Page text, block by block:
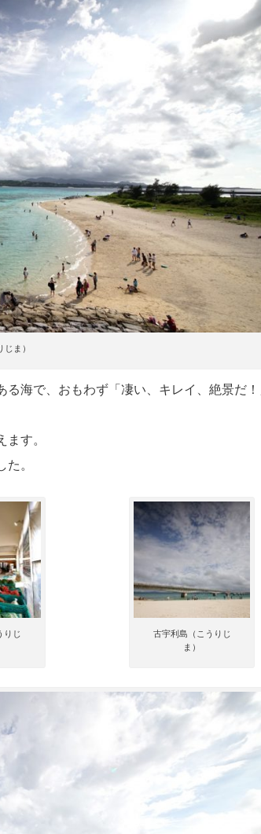
ま）
海で、おもわず「凄い、キレイ、絶景だ！
す。
。
りじ
古宇利島（こうりじ
ま）